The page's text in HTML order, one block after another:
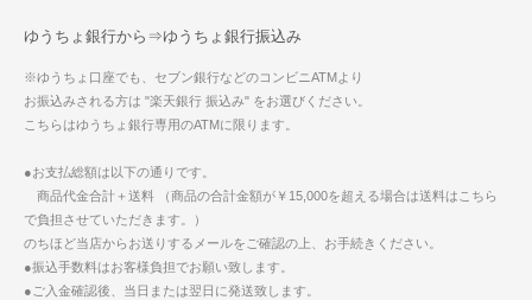
ゆうちょ銀行から⇒ゆうちょ銀行振込み
※ゆうちょ口座でも、セブン銀行などのコンビニATMより
お振込みされる方は "楽天銀行 振込み" をお選びください。
こちらはゆうちょ銀行専用のATMに限ります。
●お支払総額は以下の通りです。
商品代金合計＋送料 （商品の合計金額が￥15,000を超える場合は送料はこちら
で負担させていただきます。）
のちほど当店からお送りするメールをご確認の上、お手続きください。
●振込手数料はお客様負担でお願い致します。
●ご入金確認後、当日または翌日に発送致します。